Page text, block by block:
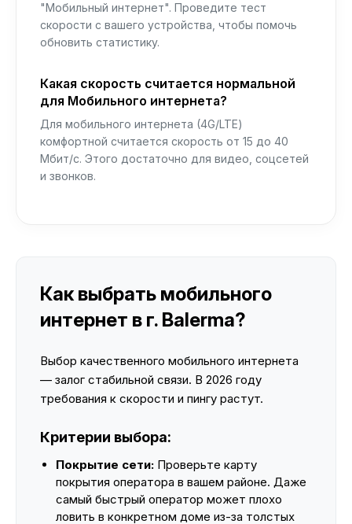
"Мобильный интернет". Проведите тест
скорости с вашего устройства, чтобы помочь
обновить статистику.
Какая скорость считается нормальной
для Мобильного интернета?
Для мобильного интернета (4G/LTE)
комфортной считается скорость от 15 до 40
Мбит/с. Этого достаточно для видео, соцсетей
и звонков.
Как выбрать мобильного
интернет в г. Balerma?
Выбор качественного мобильного интернета
— залог стабильной связи. В 2026 году
требования к скорости и пингу растут.
Критерии выбора:
Покрытие сети: Проверьте карту
покрытия оператора в вашем районе. Даже
самый быстрый оператор может плохо
ловить в конкретном доме из-за толстых